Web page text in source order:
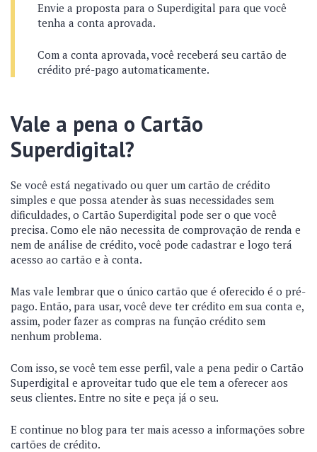
Envie a proposta para o Superdigital para que você
tenha a conta aprovada.
Com a conta aprovada, você receberá seu cartão de
crédito pré-pago automaticamente.
Vale a pena o Cartão
Superdigital?
Se você está negativado ou quer um cartão de crédito
simples e que possa atender às suas necessidades sem
dificuldades, o Cartão Superdigital pode ser o que você
precisa. Como ele não necessita de comprovação de renda e
nem de análise de crédito, você pode cadastrar e logo terá
acesso ao cartão e à conta.
Mas vale lembrar que o único cartão que é oferecido é o pré-
pago. Então, para usar, você deve ter crédito em sua conta e,
assim, poder fazer as compras na função crédito sem
nenhum problema.
Com isso, se você tem esse perfil, vale a pena pedir o Cartão
Superdigital e aproveitar tudo que ele tem a oferecer aos
seus clientes. Entre no site e peça já o seu.
E continue no blog para ter mais acesso a informações sobre
cartões de crédito.